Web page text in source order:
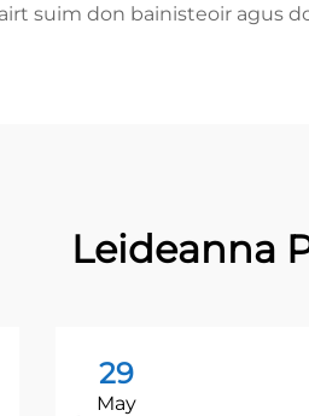
suim don bainisteoir agus
Leideanna
29
May